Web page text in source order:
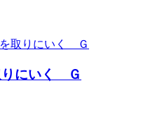
りにいく Ｇ